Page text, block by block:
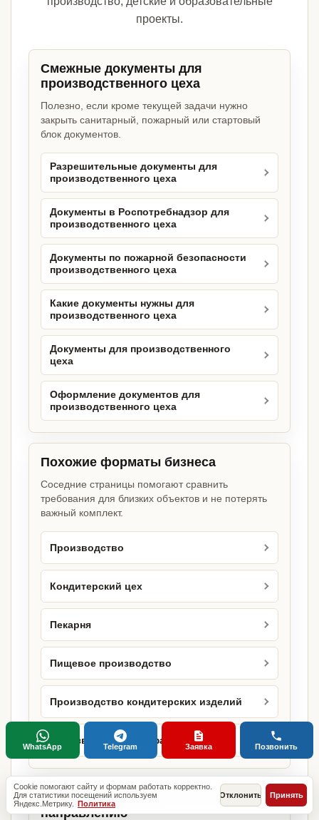
проекты.
Смежные документы для
производственного цеха
Полезно, если кроме текущей задачи нужно
закрыть санитарный, пожарный или стартовый
блок документов.
Разрешительные документы для
производственного цеха
Документы в Роспотребнадзор для
производственного цеха
Документы по пожарной безопасности
производственного цеха
Какие документы нужны для
производственного цеха
Документы для производственного
цеха
Оформление документов для
производственного цеха
Похожие форматы бизнеса
Соседние страницы помогают сравнить
требования для близких объектов и не потерять
важный комплект.
Производство
Кондитерский цех
Пекарня
Пищевое производство
Производство кондитерских изделий
Производство полуфабрикатов
Городские страницы по этому
направлению
Cookie помогают сайту и формам работать корректно.
Для статистики посещений используем
Яндекс.Метрику. Политика
Отклонить Принять
WhatsApp Telegram Заявка Позвонить